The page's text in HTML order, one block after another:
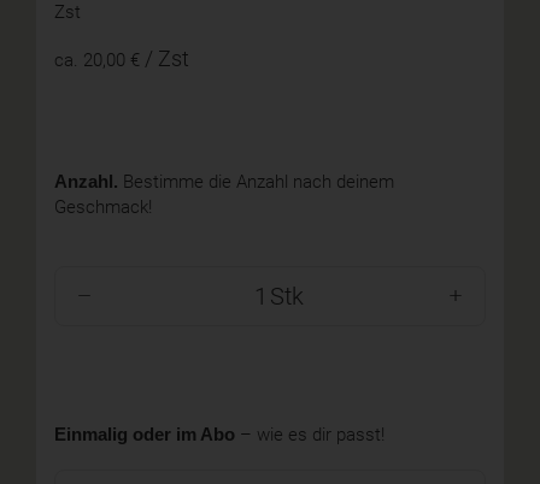
Zst
ca. 20,00 € / Zst
Anzahl. Bestimme die Anzahl nach deinem
Geschmack!
Stk
Einmalig oder im Abo – wie es dir passt!